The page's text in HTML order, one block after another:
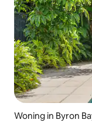
Woning in Byron